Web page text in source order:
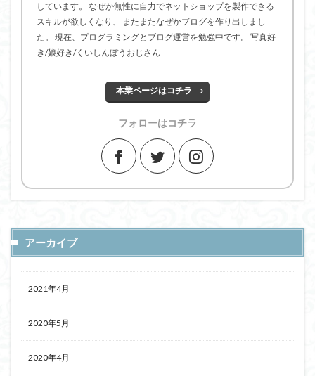
しています。 なぜか無性に自力でネットショップを製作できる
スキルが欲しくなり、 またまたなぜかブログを作り出しまし
た。 現在、プログラミングとブログ運営を勉強中です。 写真好
き/娘好き/くいしんぼうおじさん
本業ページはコチラ
フォローはコチラ
アーカイブ
2021年4月
2020年5月
2020年4月